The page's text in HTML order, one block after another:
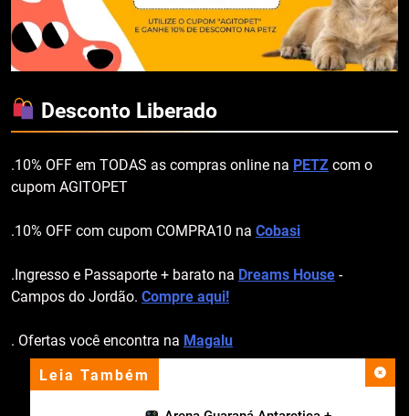
Leia Também
Desconto Liberado
.10% OFF em TODAS as compras online na PETZ com o
cupom AGITOPET
.10% OFF com cupom COMPRA10 na Cobasi
.Ingresso e Passaporte + barato na Dreams House -
Campos do Jordão. Compre aqui!
. Ofertas você encontra na Magalu
apoio institucional